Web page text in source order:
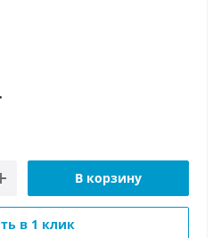
В корзину
в 1 клик